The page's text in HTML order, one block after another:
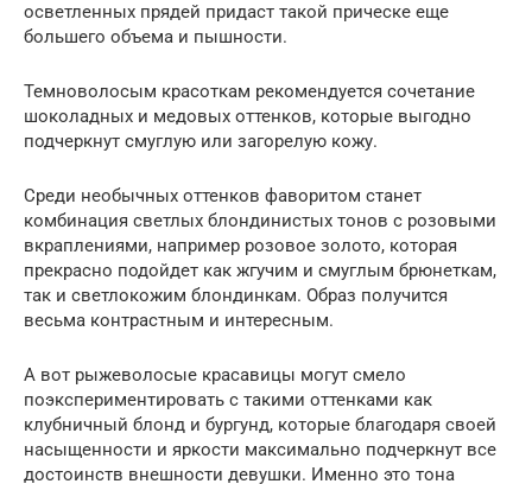
осветленных прядей придаст такой прическе еще
большего объема и пышности.
Темноволосым красоткам рекомендуется сочетание
шоколадных и медовых оттенков, которые выгодно
подчеркнут смуглую или загорелую кожу.
Среди необычных оттенков фаворитом станет
комбинация светлых блондинистых тонов с розовыми
вкраплениями, например розовое золото, которая
прекрасно подойдет как жгучим и смуглым брюнеткам,
так и светлокожим блондинкам. Образ получится
весьма контрастным и интересным.
А вот рыжеволосые красавицы могут смело
поэкспериментировать с такими оттенками как
клубничный блонд и бургунд, которые благодаря своей
насыщенности и яркости максимально подчеркнут все
достоинств внешности девушки. Именно это тона